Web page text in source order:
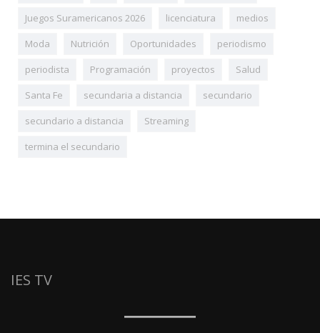
Juegos Suramericanos 2026
licenciatura
medios
Moda
Nutrición Oportunidades
periodismo
periodista
Programación proyectos
Salud
Santa Fe
secundaria a distancia
secundario
secundario a distancia
Streaming
termina el secundario
IES TV